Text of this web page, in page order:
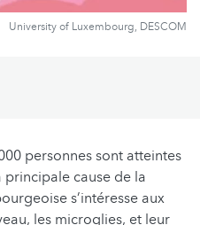
University of Luxembourg, DESCOM
personnes sont atteintes
principale cause de la
s’intéresse aux
les microglies, et leur